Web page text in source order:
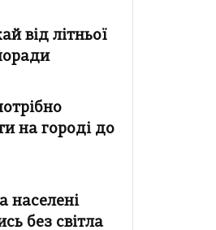
від літньої
на городі до
населені
без світла